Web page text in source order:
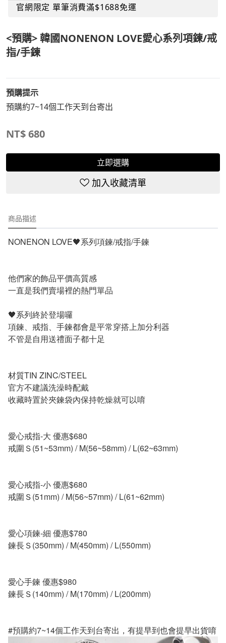
官網限定 單筆消費滿$1688免運
<預購> 韓國NONENON LOVE愛心系列項鍊/戒
指/手鍊
預購提示
預購約7~14個工作天到台寄出
NT$680
立即選購
加入收藏清單
商品描述
NONENON LOVE🖤系列項鍊/戒指/手鍊
他們家的飾品平價高質感
一直是我們賣場裡的熱門單品
🖤系列終於登場囉
項鍊、戒指、手鍊都會是平常穿搭上加分利器
不管是自用送禮面子都十足
材質TIN ZINC/STEEL
官方不建議洗澡時配戴
收藏時置於夾鍊袋內保持乾燥就可以唷
愛心戒指-大 優惠$680
戒圍Ｓ(51~53mm) / M(56~58mm) / L(62~63mm)
愛心戒指-小 優惠$680
戒圍Ｓ(51mm) / M(56~57mm) / L(61~62mm)
愛心項鍊-細 優惠$780
鍊長Ｓ(350mm) / M(450mm) / L(550mm)
愛心手鍊 優惠$980
鍊長Ｓ(140mm) / M(170mm) / L(200mm)
#預購約7~14個工作天到台寄出，有提早到也會提早出貨唷